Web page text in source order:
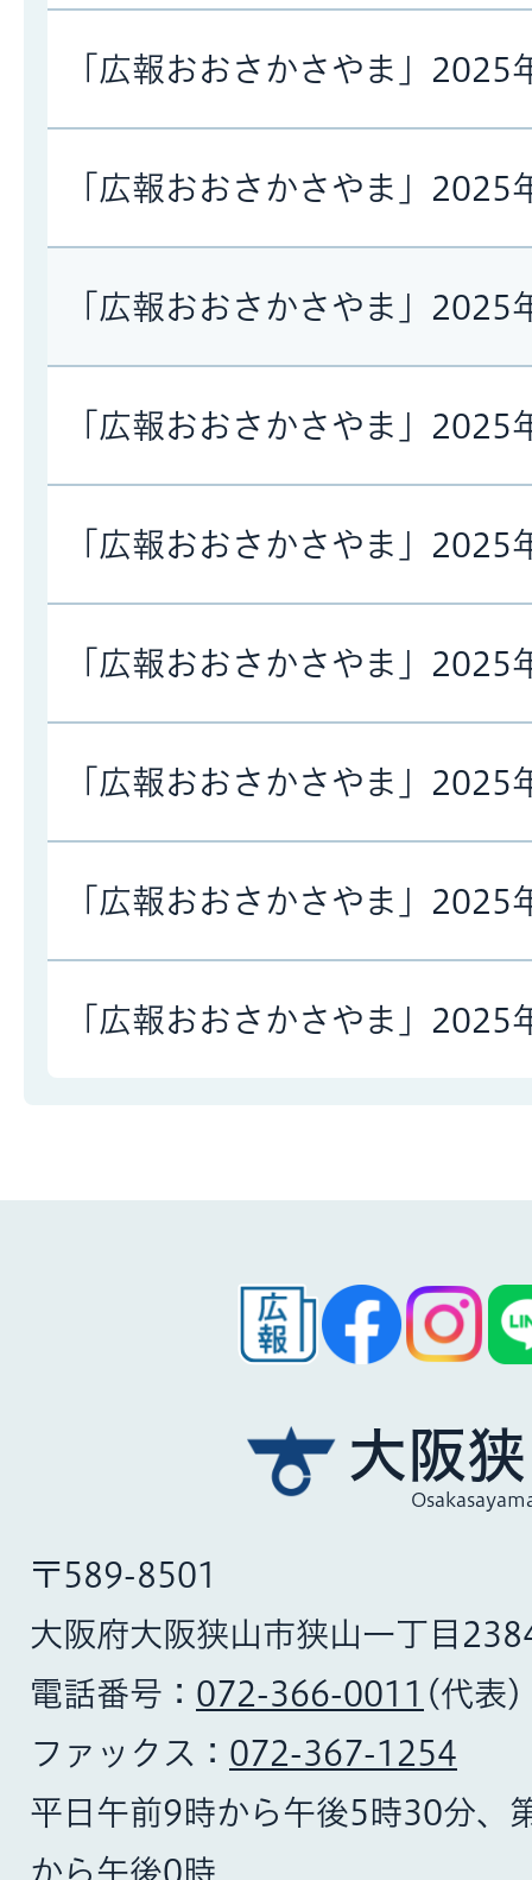
「広報おおさかさやま」2025
「広報おおさかさやま」2025
「広報おおさかさやま」2025
「広報おおさかさやま」2025
「広報おおさかさやま」2025
「広報おおさかさやま」2025
「広報おおさかさやま」2025
「広報おおさかさやま」2025
「広報おおさかさやま」2025
大阪
〒589-8501
大阪府大阪狭山市狭山一丁目
電話番号： 072-366-0011 (代表)
ファックス： 072-367-1254
平日午前9時から午後5時30分、
から午後0時